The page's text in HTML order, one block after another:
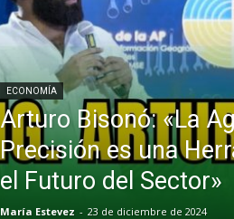
ECONOMÍA
Arturo Bisonó: «La
Precisión es una
el Futuro del Sector»
María Estevez - 23 de diciembre de 2024